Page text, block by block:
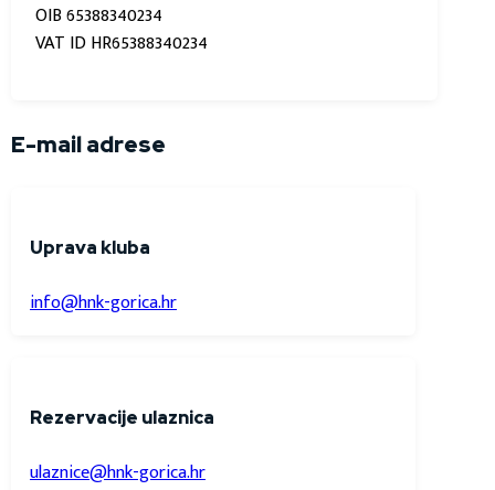
OIB 65388340234
VAT ID HR65388340234
E-mail adrese
Uprava kluba
info@hnk-gorica.hr
Rezervacije ulaznica
ulaznice@hnk-gorica.hr